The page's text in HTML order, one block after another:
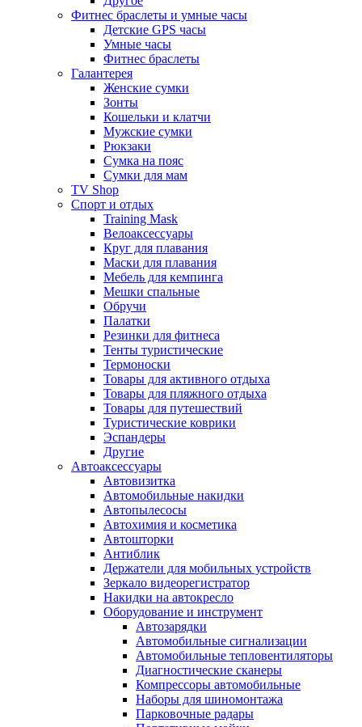
Фитнес браслеты и умные часы
Детские GPS часы
Умные часы
Фитнес браслеты
Галантерея
Женские сумки
Зонты
Кошельки и клатчи
Мужские сумки
Рюкзаки
Сумка на пояс
Сумки для мам
TV Shop
Спорт и отдых
Training Mask
Велоаксессуары
Круг для плавания
Маски для плавания
Мебель для кемпинга
Мешки спальные
Обручи
Палатки
Резинки для фитнеса
Тенты туристические
Термоноски
Товары для активного отдыха
Товары для пляжного отдыха
Товары для путешествий
Туристические коврики
Эспандеры
Другие
Автоаксессуары
Автовизитка
Автомобильные накидки
Автопылесосы
Автохимия и косметика
Автошторки
Антиблик
Держатели для мобильных устройств
Зеркало видеорегистратор
Накидки на автокресло
Оборудование и инструмент
Автозарядки
Автомобильные сигнализации
Автомобильные тепловентиляторы
Диагностические сканеры
Компрессоры автомобильные
Наборы для шиномонтажа
Парковочные радары